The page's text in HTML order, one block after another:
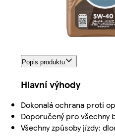
Popis produktu
Hlavní výhody
Dokonalá ochrana proti
Doporučený pro všechny
Všechny způsoby jízdy: